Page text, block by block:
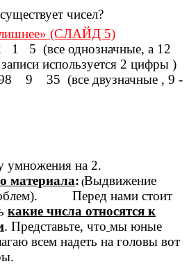
чисел?
(СЛАЙД 5)
однозначные, а 12
используется 2 цифры )
35 (все двузначные , 9 -
умножения на 2.
материала: (Выдвижение
Перед нами стоит
какие числа относятся к
. Представьте, что мы юные
всем надеть на головы вот